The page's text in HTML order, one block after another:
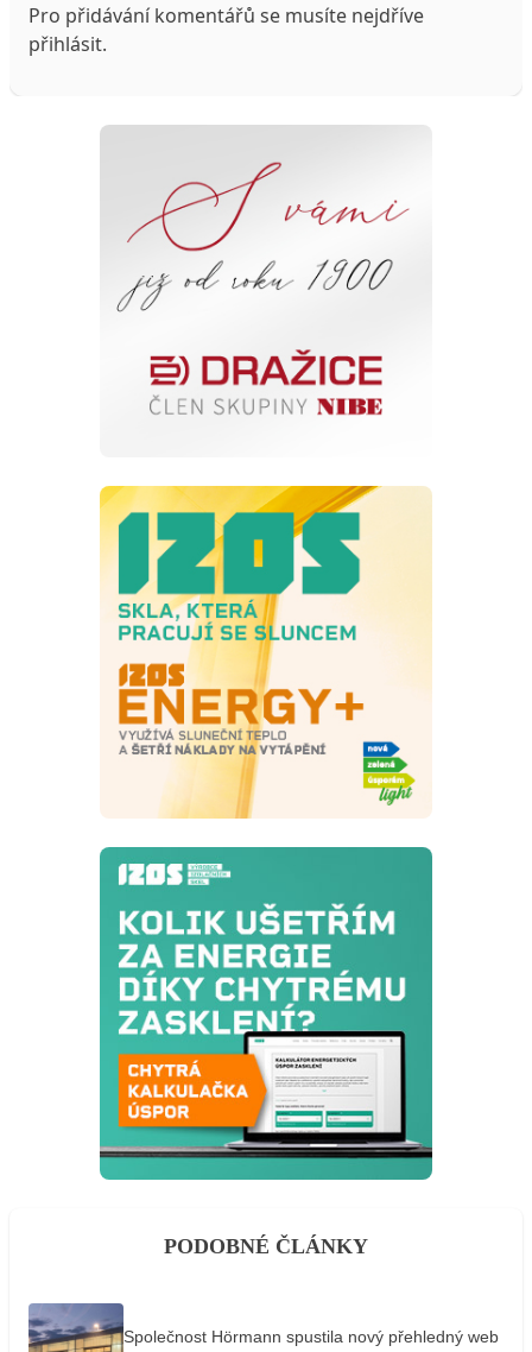
Pro přidávání komentářů se musíte nejdříve
přihlásit.
PODOBNÉ ČLÁNKY
Společnost Hörmann spustila nový přehledný web